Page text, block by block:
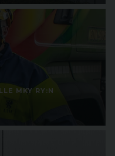
MKY RY:N